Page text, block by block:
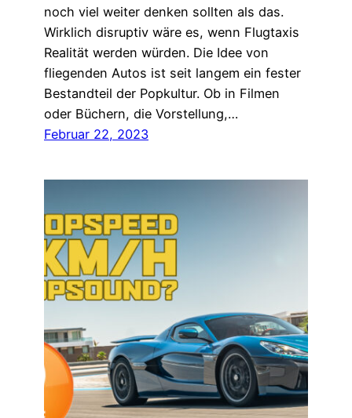
noch viel weiter denken sollten als das.
Wirklich disruptiv wäre es, wenn Flugtaxis
Realität werden würden. Die Idee von
fliegenden Autos ist seit langem ein fester
Bestandteil der Popkultur. Ob in Filmen
oder Büchern, die Vorstellung,…
Februar 22, 2023